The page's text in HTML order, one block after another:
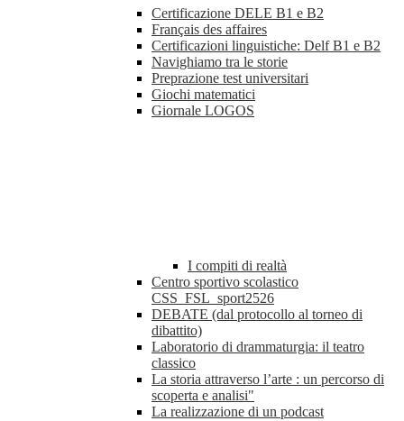
Certificazione DELE B1 e B2
Français des affaires
Certificazioni linguistiche: Delf B1 e B2
Navighiamo tra le storie
Preprazione test universitari
Giochi matematici
Giornale LOGOS
I compiti di realtà
Centro sportivo scolastico
CSS_FSL_sport2526
DEBATE (dal protocollo al torneo di
dibattito)
Laboratorio di drammaturgia: il teatro
classico
La storia attraverso l’arte : un percorso di
scoperta e analisi"
La realizzazione di un podcast